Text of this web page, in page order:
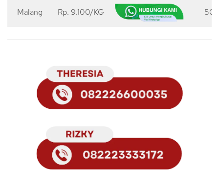
Malang Rp. 9.100/KG 50